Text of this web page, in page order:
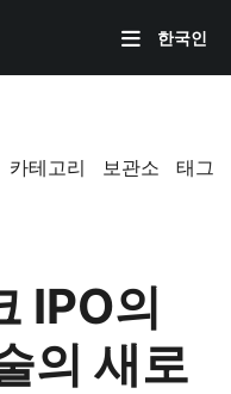
한국인
카테고리 보관소 태그
IPO의
의 새로